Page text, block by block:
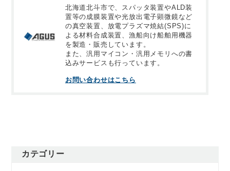
北海道北斗市で、スパッタ装置やALD装
置等の成膜装置や光放出電子顕微鏡など
の真空装置、放電プラズマ焼結(SPS)に
よる材料合成装置、漁船向け船舶用機器
を製造・販売しています。
また、汎用マイコン・汎用メモリへの書
込みサービスも行っています。
お問い合わせはこちら
カテゴリー